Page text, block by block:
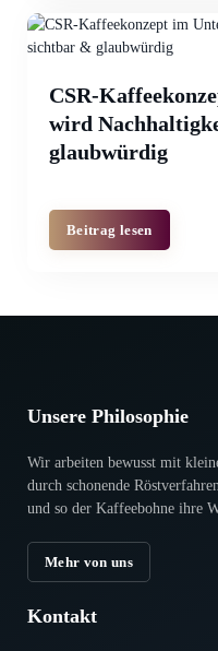
CSR-
wird
glaubwürdig
Beitrag lesen
Unsere Philosophie
Wir arbeiten bewusst mit
durch scho­nende
und so der Kaffeebohne ihre
Mehr von uns
Kontakt